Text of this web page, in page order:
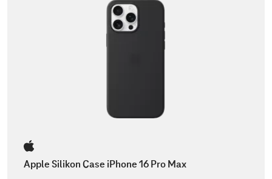
Apple Silikon Case iPhone 16 Pro Max